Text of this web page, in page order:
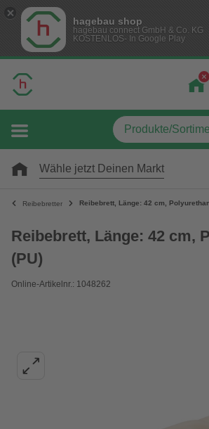
hagebau shop
hagebau connect GmbH & Co. KG
KOSTENLOS- In Google Play
Wähle jetzt Deinen Markt
Reibebretter Reibebrett, Länge: 42 cm,
Reibebrett, Länge: 42 cm,
(PU)
Online-Artikelnr.: 1048262